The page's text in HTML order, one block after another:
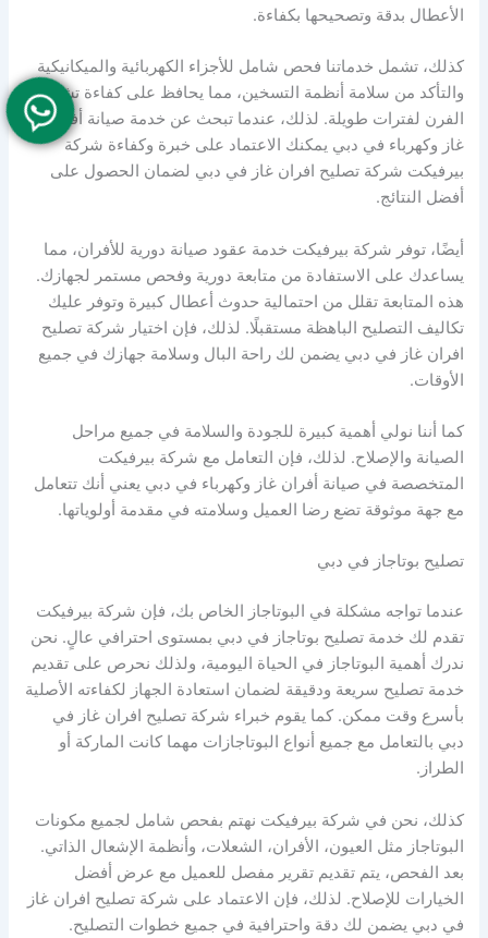
الأعطال بدقة وتصحيحها بكفاءة.
كذلك، تشمل خدماتنا فحص شامل للأجزاء الكهربائية والميكانيكية
والتأكد من سلامة أنظمة التسخين، مما يحافظ على كفاءة تشغيل
الفرن لفترات طويلة. لذلك، عندما تبحث عن خدمة صيانة أفران
غاز وكهرباء في دبي يمكنك الاعتماد على خبرة وكفاءة شركة
بيرفيكت شركة تصليح افران غاز في دبي لضمان الحصول على
أفضل النتائج.
أيضًا، توفر شركة بيرفيكت خدمة عقود صيانة دورية للأفران، مما
يساعدك على الاستفادة من متابعة دورية وفحص مستمر لجهازك.
هذه المتابعة تقلل من احتمالية حدوث أعطال كبيرة وتوفر عليك
تكاليف التصليح الباهظة مستقبلًا. لذلك، فإن اختيار شركة تصليح
افران غاز في دبي يضمن لك راحة البال وسلامة جهازك في جميع
الأوقات.
كما أننا نولي أهمية كبيرة للجودة والسلامة في جميع مراحل
الصيانة والإصلاح. لذلك، فإن التعامل مع شركة بيرفيكت
المتخصصة في صيانة أفران غاز وكهرباء في دبي يعني أنك تتعامل
مع جهة موثوقة تضع رضا العميل وسلامته في مقدمة أولوياتها.
تصليح بوتاجاز في دبي
عندما تواجه مشكلة في البوتاجاز الخاص بك، فإن شركة بيرفيكت
تقدم لك خدمة تصليح بوتاجاز في دبي بمستوى احترافي عالٍ. نحن
ندرك أهمية البوتاجاز في الحياة اليومية، ولذلك نحرص على تقديم
خدمة تصليح سريعة ودقيقة لضمان استعادة الجهاز لكفاءته الأصلية
بأسرع وقت ممكن. كما يقوم خبراء شركة تصليح افران غاز في
دبي بالتعامل مع جميع أنواع البوتاجازات مهما كانت الماركة أو
الطراز.
كذلك، نحن في شركة بيرفيكت نهتم بفحص شامل لجميع مكونات
البوتاجاز مثل العيون، الأفران، الشعلات، وأنظمة الإشعال الذاتي.
بعد الفحص، يتم تقديم تقرير مفصل للعميل مع عرض أفضل
الخيارات للإصلاح. لذلك، فإن الاعتماد على شركة تصليح افران غاز
في دبي يضمن لك دقة واحترافية في جميع خطوات التصليح.